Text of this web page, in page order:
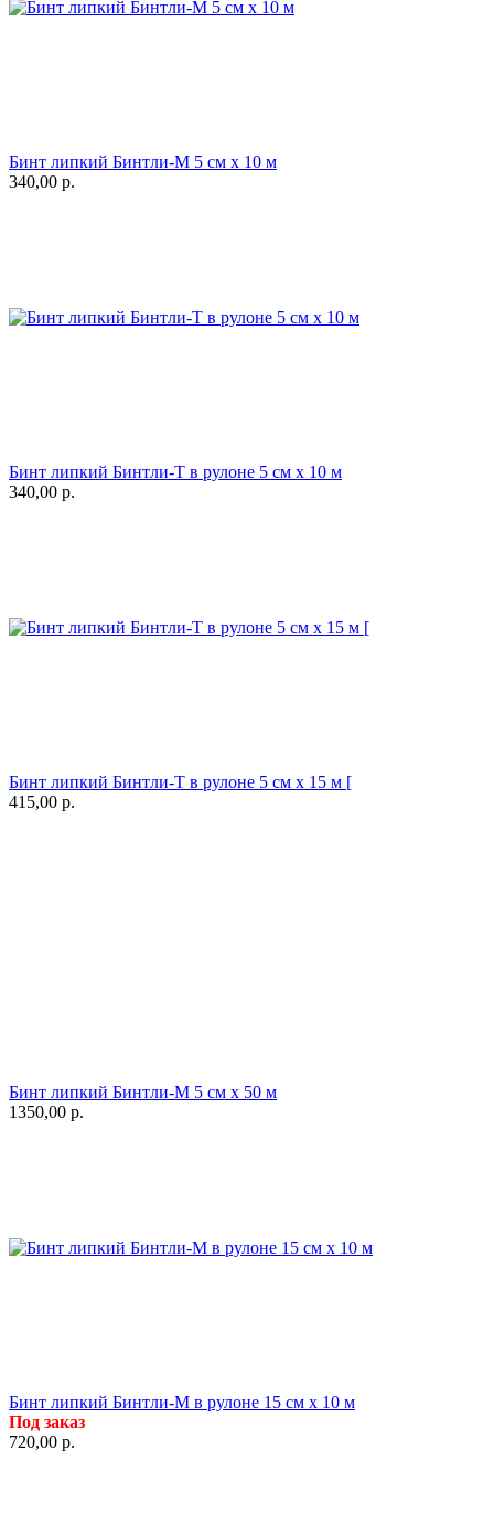
Бинт липкий Бинтли-М 5 см х 10 м
340,00 р.
Бинт липкий Бинтли-Т в рулоне 5 см х 10 м
340,00 р.
Бинт липкий Бинтли-Т в рулоне 5 см х 15 м [
415,00 р.
Бинт липкий Бинтли-М 5 см х 50 м
1350,00 р.
Бинт липкий Бинтли-М в рулоне 15 см х 10 м
Под заказ
720,00 р.